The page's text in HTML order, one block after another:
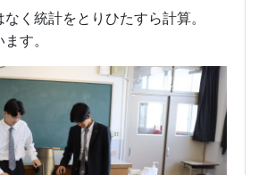
く統計をとりひたすら計算。
す。